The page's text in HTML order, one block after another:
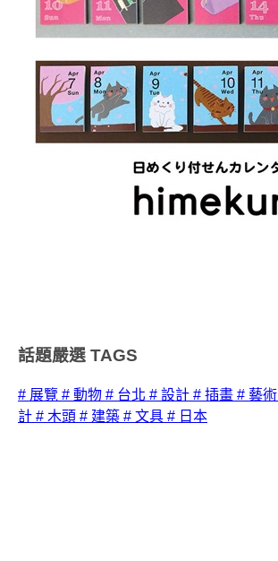
話題嚴選 TAGS
# 展覽 # 動物 # 台北 # 設計 # 插畫 # 藝術
計 # 木頭 # 建築 # 文具 # 日本